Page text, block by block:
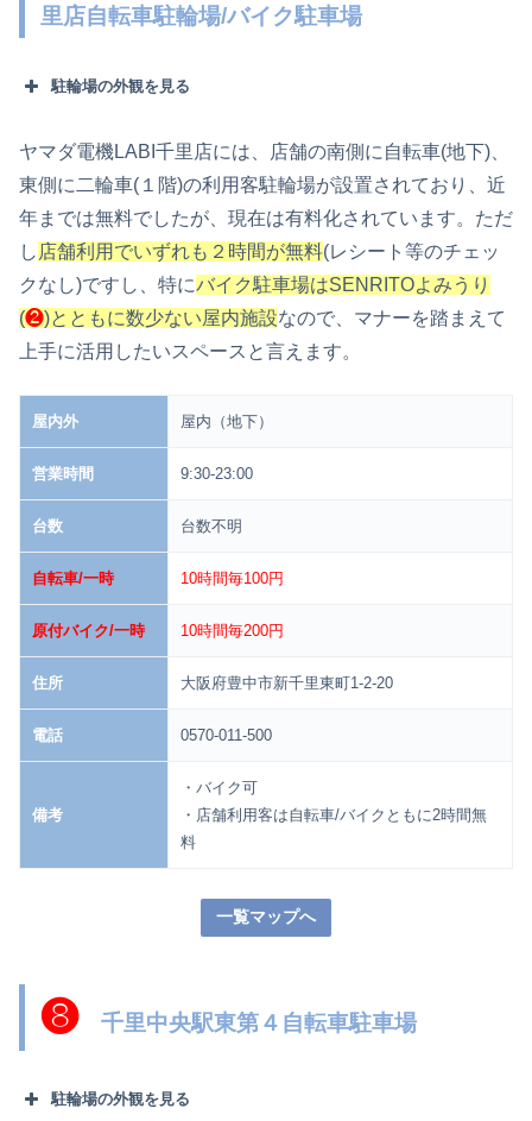
里店自転車駐輪場/バイク駐車場
駐輪場の外観を見る
ヤマダ電機LABI千里店には、店舗の南側に自転車(地下)、
東側に二輪車(１階)の利用客駐輪場が設置されており、近
年までは無料でしたが、現在は有料化されています。ただ
し 店舗利用でいずれも２時間が無料(レシート等のチェッ
クなし)ですし、特にバイク駐車場はSENRITOよみうり
(❷)とともに数少ない屋内施設なので、マナーを踏まえて
上手に活用したいスペースと言えます。
屋内外 屋内（地下）
営業時間 9:30-23:00
台数 台数不明
自転車/一時 10時間毎100円
原付バイク/一時 10時間毎200円
住所 大阪府豊中市新千里東町1-2-20
電話 0570-011-500
備考
・バイク可
・店舗利用客は自転車/バイクともに2時間無
料
一覧マップへ
❽千里中央駅東第４自転車駐車場
駐輪場の外観を見る